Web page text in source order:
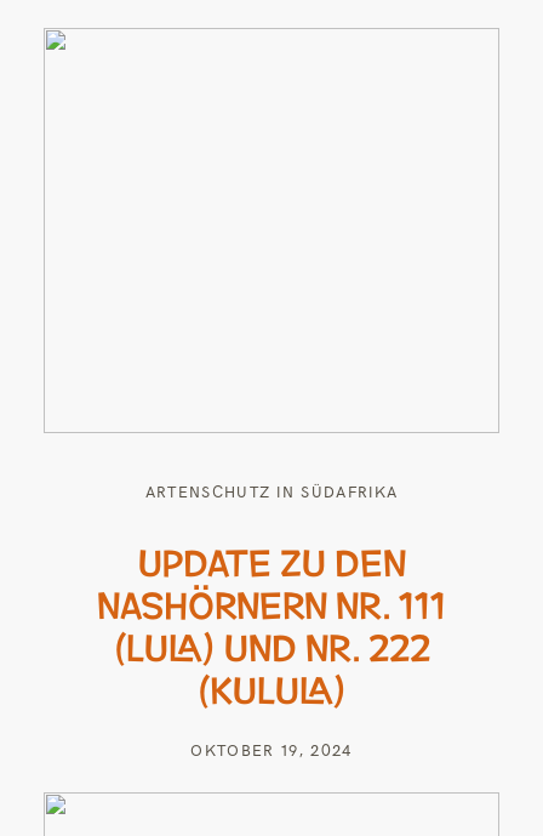
ARTENSCHUTZ IN SÜDAFRIKA
UPDATE ZU DEN
NASHÖRNERN NR. 111
(LULA) UND NR. 222
(KULULA)
OKTOBER 19, 2024